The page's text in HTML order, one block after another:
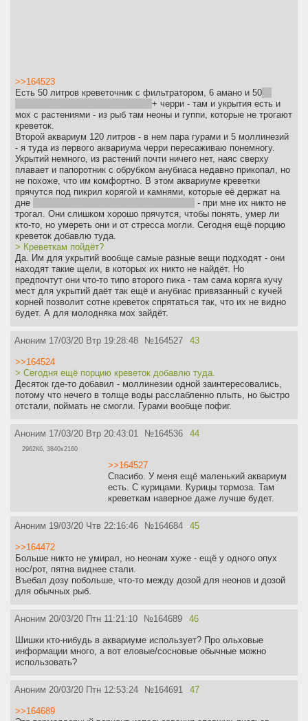
>>164523
Есть 50 литров креветочник с фильтратором, 6 амано и 50
+ черри - там и укрытия есть и
мох с растениями - из рыб там неоны и гуппи, которые не трогают
креветок.
Второй аквариум 120 литров - в нем пара гурами и 5 моллинезий
- я туда из первого аквариума черри пересаживаю понемногу.
Укрытий немного, из растений почти ничего нет, наяс сверху
плавает и папоротник с обрубком анубиаса недавно прикопал, но
не похоже, что им комфортно. В этом аквариуме креветки
прячутся под пикрил корягой и камнями, которые её держат на
дне
- при мне их никто не
трогал. Они слишком хорошо прячутся, чтобы понять, умер ли
кто-то, но умереть они и от стресса могли. Сегодня ещё порцию
креветок добавлю туда.
> Креветкам пойдёт?
Да. Им для укрытий вообще самые разные вещи подходят - они
находят такие щели, в которых их никто не найдёт. Но
предпочтут они что-то типо второго пика - там сама коряга кучу
мест для укрытий даёт так ещё и анубиас привязанный с кучей
корней позволит сотне креветок спрятаться так, что их не видно
будет. А для молодняка мох зайдёт.
Аноним 17/03/20 Втр 19:28:48 №164527 43
>>164524
> Сегодня ещё порцию креветок добавлю туда.
Десяток где-то добавил - моллинезии одной заинтересовались,
потому что нечего в толще воды расслабленно плыть, но быстро
отстали, поймать не смогли. Гурами вообще пофиг.
Аноним 17/03/20 Втр 20:43:01 №164536 44
2962Кб, 3840x2160
>>164527
Спасибо. У меня ещё маленький аквариум
есть. С курицами. Курицы тормоза. Там
креветкам наверное даже лучше будет.
Аноним 19/03/20 Чтв 22:16:46 №164684 45
>>164472
Больше никто не умирал, но неонам хуже - ещё у одного опух
нос/рот, пятна виднее стали.
Въебал дозу побольше, что-то между дозой для неонов и дозой
для обычных рыб.
Аноним 20/03/20 Птн 11:21:10 №164689 46
Шишки кто-нибудь в аквариуме использует? Про ольховые
информации много, а вот еловые/сосновые обычные можно
использовать?
Аноним 20/03/20 Птн 12:53:24 №164691 47
>>164689